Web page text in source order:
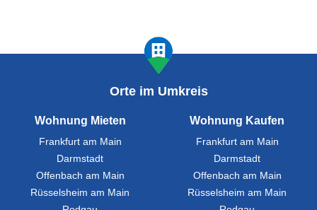
Orte im Umkreis
Wohnung Mieten
Frankfurt am Main
Darmstadt
Offenbach am Main
Rüsselsheim am Main
Wohnung Kaufen
Frankfurt am Main
Darmstadt
Offenbach am Main
Rüsselsheim am Main